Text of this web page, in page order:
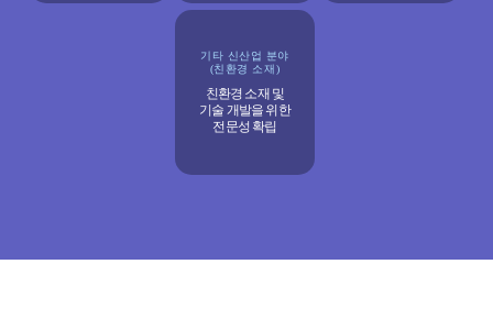
기타 신산업 분야
(친환경 소재)
친환경 소재 및
기술 개발을 위한
전문성 확립